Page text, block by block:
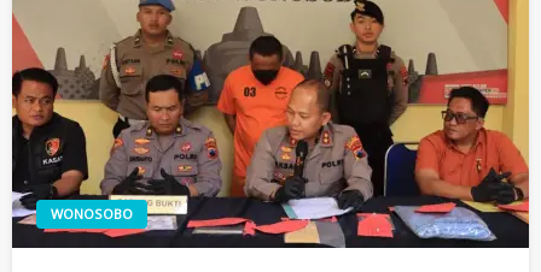
WONOSOBO